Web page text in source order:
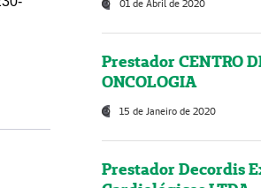
01 de Abril de 2020
Prestador CENTRO
ONCOLOGIA
15 de Janeiro de 2020
Prestador Decordis